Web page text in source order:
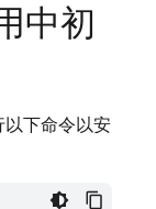
中初
下命令以安